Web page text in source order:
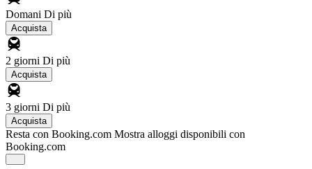
Domani Di più
Acquista
2 giorni Di più
Acquista
3 giorni Di più
Acquista
Resta con Booking.com Mostra alloggi disponibili con
Booking.com